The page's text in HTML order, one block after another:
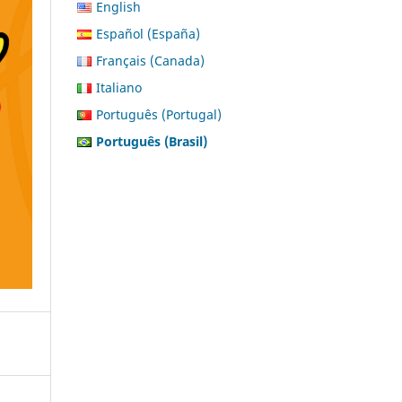
English
Español (España)
Français (Canada)
Italiano
Português (Portugal)
Português (Brasil)